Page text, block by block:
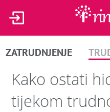
ZATRUDNJENJE
Kako ostati
tijekom